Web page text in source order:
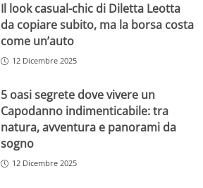
Il look casual-chic di Diletta Leotta
da copiare subito, ma la borsa costa
come un’auto
12 Dicembre 2025
5 oasi segrete dove vivere un
Capodanno indimenticabile: tra
natura, avventura e panorami da
sogno
12 Dicembre 2025